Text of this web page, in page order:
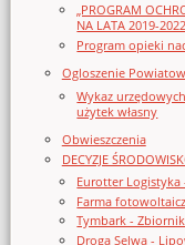
„PROGRAM
NA LATA 2019-
Program opieki
Ogloszenie
Wykaz
użytek własny
Obwieszczenia
DECYZJE
Eurotter Logistyka
Farma
Tymbark -
Droga Selwa -